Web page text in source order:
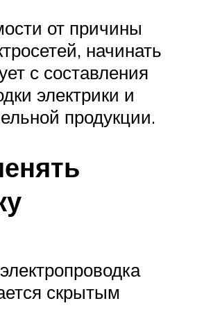
от причины
начинать
с составления
электрики и
продукции.
скрытым